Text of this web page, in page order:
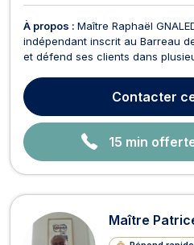
À propos : Maître Raphaël
indépendant inscrit au Barreau
et défend ses clients dans
intervient notamment en droit
devant le juge aux affaires
Contacter
15 min
Maître